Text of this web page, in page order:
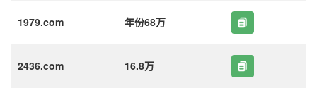
1979.com 年份68万
2436.com 16.8万